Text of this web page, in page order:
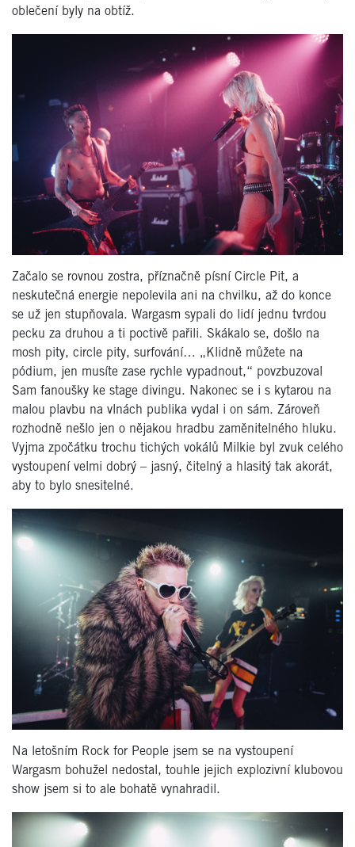
oblečení byly na obtíž.
Začalo se rovnou zostra, příznačně písní Circle Pit, a
neskutečná energie nepolevila ani na chvilku, až do konce
se už jen stupňovala. Wargasm sypali do lidí jednu tvrdou
pecku za druhou a ti poctivě pařili. Skákalo se, došlo na
mosh pity, circle pity, surfování… „Klidně můžete na
pódium, jen musíte zase rychle vypadnout,“ povzbuzoval
Sam fanoušky ke stage divingu. Nakonec se i s kytarou na
malou plavbu na vlnách publika vydal i on sám. Zároveň
rozhodně nešlo jen o nějakou hradbu zaměnitelného hluku.
Vyjma zpočátku trochu tichých vokálů Milkie byl zvuk celého
vystoupení velmi dobrý – jasný, čitelný a hlasitý tak akorát,
aby to bylo snesitelné.
Na letošním Rock for People jsem se na vystoupení
Wargasm bohužel nedostal, touhle jejich explozivní klubovou
show jsem si to ale bohatě vynahradil.